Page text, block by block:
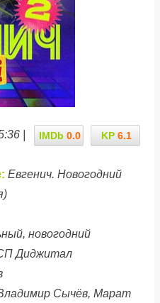
KP 6.1
IMDb 0.0
|
Евгенич. Новогодний
новогодний
Диджитал
Сычёв, Марат